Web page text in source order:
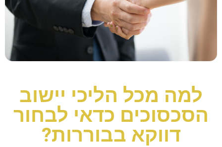
למה מכל הליכי יישוב
הסכסוכים כדאי לבחור
דווקא בבוררות?